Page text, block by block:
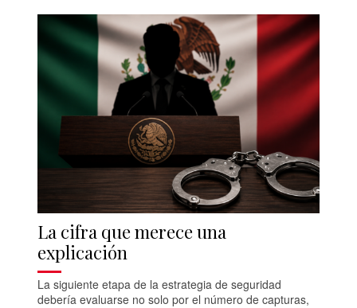
La cifra que merece una
explicación
La siguiente etapa de la estrategia de seguridad
debería evaluarse no solo por el número de capturas,